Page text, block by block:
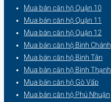
Mua bán căn hộ Quận 10
Mua bán căn hộ Quận 11
Mua bán căn hộ Quận 12
Mua bán căn hộ Bình Chánh
Mua bán căn hộ Bình Tân
Mua bán căn hộ Bình Thạnh
Mua bán căn hộ Gò Vấp
Mua bán căn hộ Phú Nhuận